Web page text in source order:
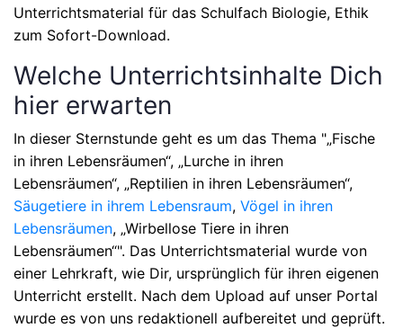
Unterrichtsmaterial für das Schulfach Biologie, Ethik
zum Sofort-Download.
Welche Unterrichtsinhalte Dich
hier erwarten
In dieser Sternstunde geht es um das Thema "„Fische
in ihren Lebensräumen“, „Lurche in ihren
Lebensräumen“, „Reptilien in ihren Lebensräumen“,
Säugetiere in ihrem Lebensraum, Vögel in ihren
Lebensräumen, „Wirbellose Tiere in ihren
Lebensräumen“". Das Unterrichtsmaterial wurde von
einer Lehrkraft, wie Dir, ursprünglich für ihren eigenen
Unterricht erstellt. Nach dem Upload auf unser Portal
wurde es von uns redaktionell aufbereitet und geprüft.